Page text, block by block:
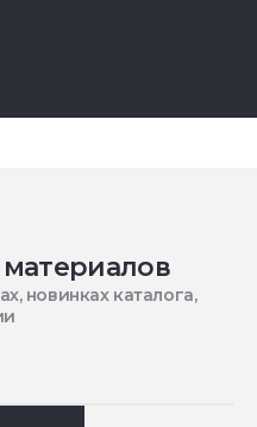
новинках каталога,